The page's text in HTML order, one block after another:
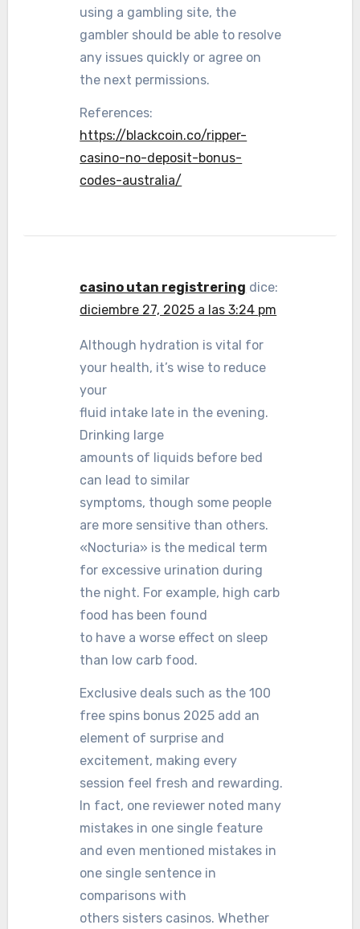
using a gambling site, the
gambler should be able to resolve
any issues quickly or agree on
the next permissions.
References:
https://blackcoin.co/ripper-
casino-no-deposit-bonus-
codes-australia/
casino utan registrering dice:
diciembre 27, 2025 a las 3:24 pm
Although hydration is vital for
your health, it’s wise to reduce
your
fluid intake late in the evening.
Drinking large
amounts of liquids before bed
can lead to similar
symptoms, though some people
are more sensitive than others.
«Nocturia» is the medical term
for excessive urination during
the night. For example, high carb
food has been found
to have a worse effect on sleep
than low carb food.
Exclusive deals such as the 100
free spins bonus 2025 add an
element of surprise and
excitement, making every
session feel fresh and rewarding.
In fact, one reviewer noted many
mistakes in one single feature
and even mentioned mistakes in
one single sentence in
comparisons with
others sisters casinos. Whether